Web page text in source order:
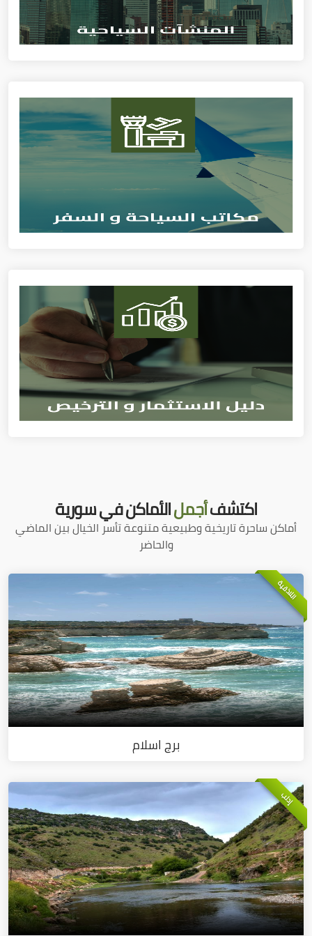
اكتشفأجملالأماكن في سورية
أماكن ساحرة تاريخية وطبيعية متنوعة تأسر الخيال بين الماضي
والحاضر
اللاذقية
برج اسلام
إدلب